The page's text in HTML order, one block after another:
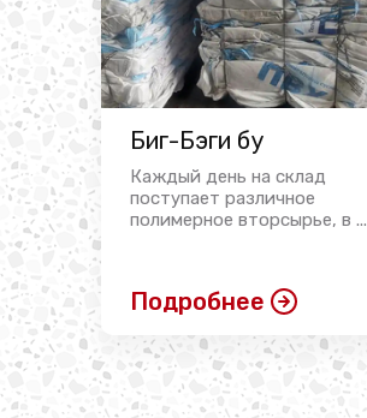
Биг-Бэги бу
Каждый день на склад
поступает различное
полимерное вторсырье, в ...
Подробнее